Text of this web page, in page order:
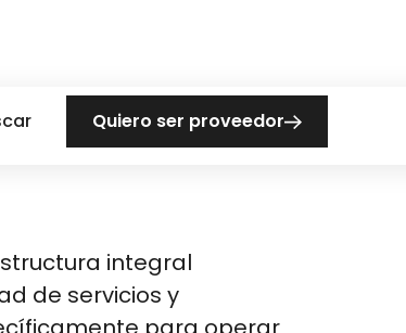
Quiero ser proveedor
integral
de servicios y